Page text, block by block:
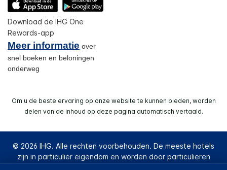
Download de IHG One
Rewards-app
Meer informatie over
snel boeken en beloningen
onderweg
Om u de beste ervaring op onze website te kunnen bieden, worden
delen van de inhoud op deze pagina automatisch vertaald.
© 2026 IHG. Alle rechten voorbehouden. De meeste hotels
zijn in particulier eigendom en worden door particulieren